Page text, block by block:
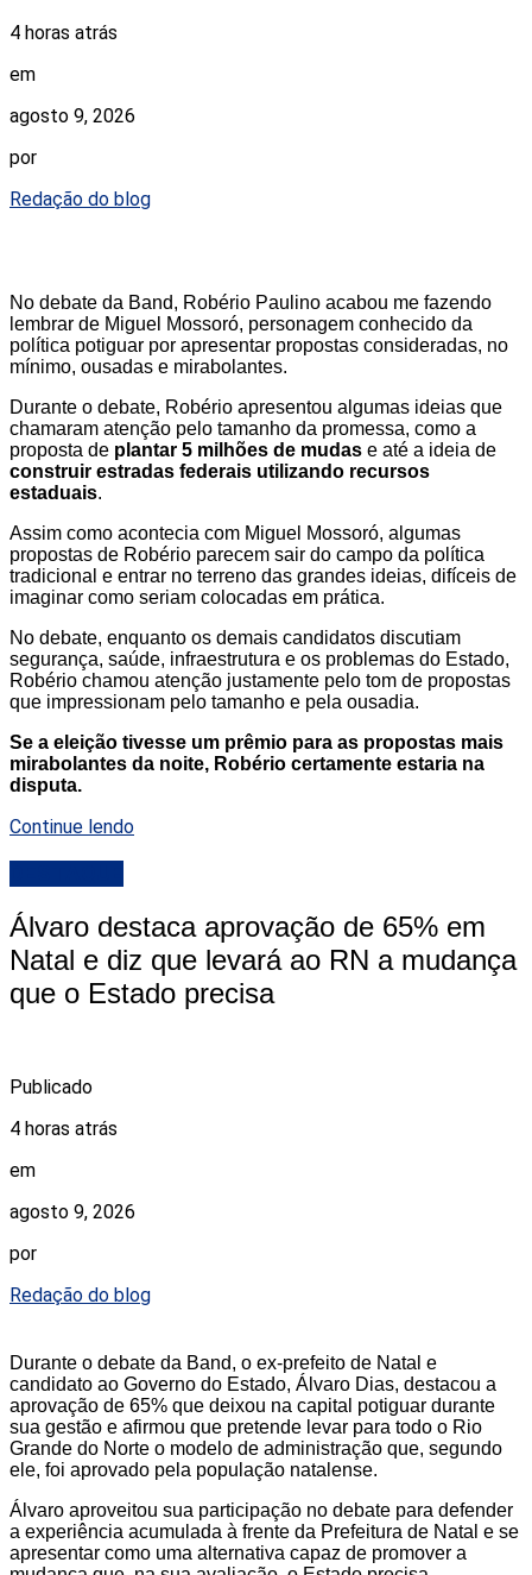
4 horas atrás
em
agosto 9, 2026
por
Redação do blog
No debate da Band, Robério Paulino acabou me fazendo
lembrar de Miguel Mossoró, personagem conhecido da
política potiguar por apresentar propostas consideradas, no
mínimo, ousadas e mirabolantes.
Durante o debate, Robério apresentou algumas ideias que
chamaram atenção pelo tamanho da promessa, como a
proposta de plantar 5 milhões de mudas e até a ideia de
construir estradas federais utilizando recursos
estaduais.
Assim como acontecia com Miguel Mossoró, algumas
propostas de Robério parecem sair do campo da política
tradicional e entrar no terreno das grandes ideias, difíceis de
imaginar como seriam colocadas em prática.
No debate, enquanto os demais candidatos discutiam
segurança, saúde, infraestrutura e os problemas do Estado,
Robério chamou atenção justamente pelo tom de propostas
que impressionam pelo tamanho e pela ousadia.
Se a eleição tivesse um prêmio para as propostas mais
mirabolantes da noite, Robério certamente estaria na
disputa.
Continue lendo
Álvaro destaca aprovação de 65% em
Natal e diz que levará ao RN a mudança
que o Estado precisa
Publicado
4 horas atrás
em
agosto 9, 2026
por
Redação do blog
Durante o debate da Band, o ex-prefeito de Natal e
candidato ao Governo do Estado, Álvaro Dias, destacou a
aprovação de 65% que deixou na capital potiguar durante
sua gestão e afirmou que pretende levar para todo o Rio
Grande do Norte o modelo de administração que, segundo
ele, foi aprovado pela população natalense.
Álvaro aproveitou sua participação no debate para defender
a experiência acumulada à frente da Prefeitura de Natal e se
apresentar como uma alternativa capaz de promover a